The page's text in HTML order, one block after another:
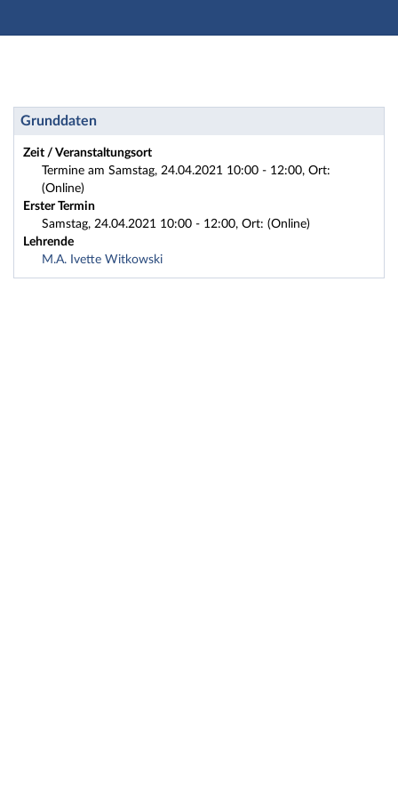
Hauptnavigation
Fußzeile
Workshop: 2021HA1-WSHanf_Online Herstellung
Grunddaten
Zeit / Veranstaltungsort
Termine am Samstag, 24.04.2021 10:00 - 12:00, Ort:
(Online)
Erster Termin
Samstag, 24.04.2021 10:00 - 12:00, Ort: (Online)
Lehrende
M.A. Ivette Witkowski